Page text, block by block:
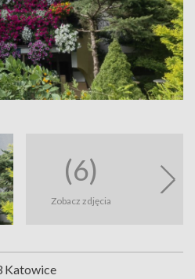
(6)
Zobacz zdjęcia
Katowice